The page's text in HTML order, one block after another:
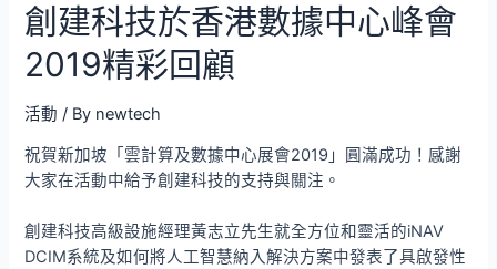
創建科技於香港數據中心峰會
2019精彩回顧
活動 / By newtech
祝賀新加坡「雲計算及數據中心展會2019」圓滿成功！感謝
大家在活動中給予創建科技的支持與關注。
創建科技高級設施經理黃志立先生就全方位和靈活的iNAV
DCIM系統及如何將人工智慧納入解決方案中發表了具啟發性